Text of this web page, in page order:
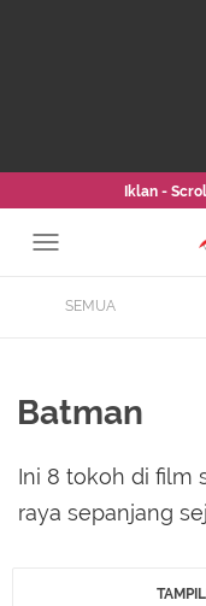
Iklan -
SEMUA
Batman
Ini 8 tokoh di film
raya sepanjang